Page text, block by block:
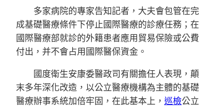
多家病院的專家告知記者，大夫會包管在完
成基礎醫療條件下停止國際醫療的診療任務；在
國際醫療部就診的外籍患者應用貿易保險或公費
付出，并不會占用國際醫保資金。
國度衛生安康委醫政司有關擔任人表現，顛
末多年深化改造，以公立醫療機構為主體的基礎
醫療辦事系統加倍牢固，在此基本上， 巡檢公立